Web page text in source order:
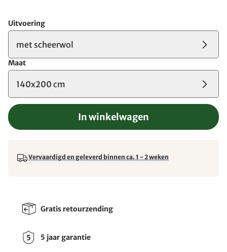
Uitvoering
met scheerwol
Maat
140x200 cm
In winkelwagen
Vervaardigd en geleverd binnen ca. 1 - 2 weken
Gratis retourzending
5 jaar garantie